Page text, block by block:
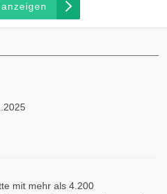
mit mehr als 4.200